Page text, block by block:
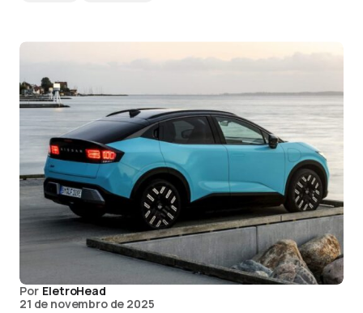
Por EletroHead
21 de novembro de 2025